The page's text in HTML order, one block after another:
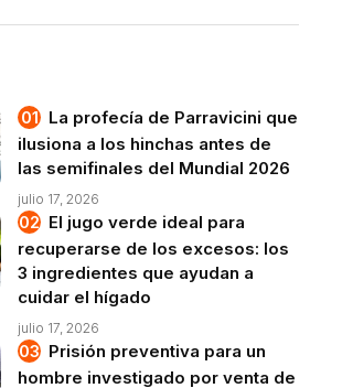
La profecía de Parravicini que
ilusiona a los hinchas antes de
las semifinales del Mundial 2026
julio 17, 2026
El jugo verde ideal para
recuperarse de los excesos: los
3 ingredientes que ayudan a
cuidar el hígado
julio 17, 2026
Prisión preventiva para un
hombre investigado por venta de